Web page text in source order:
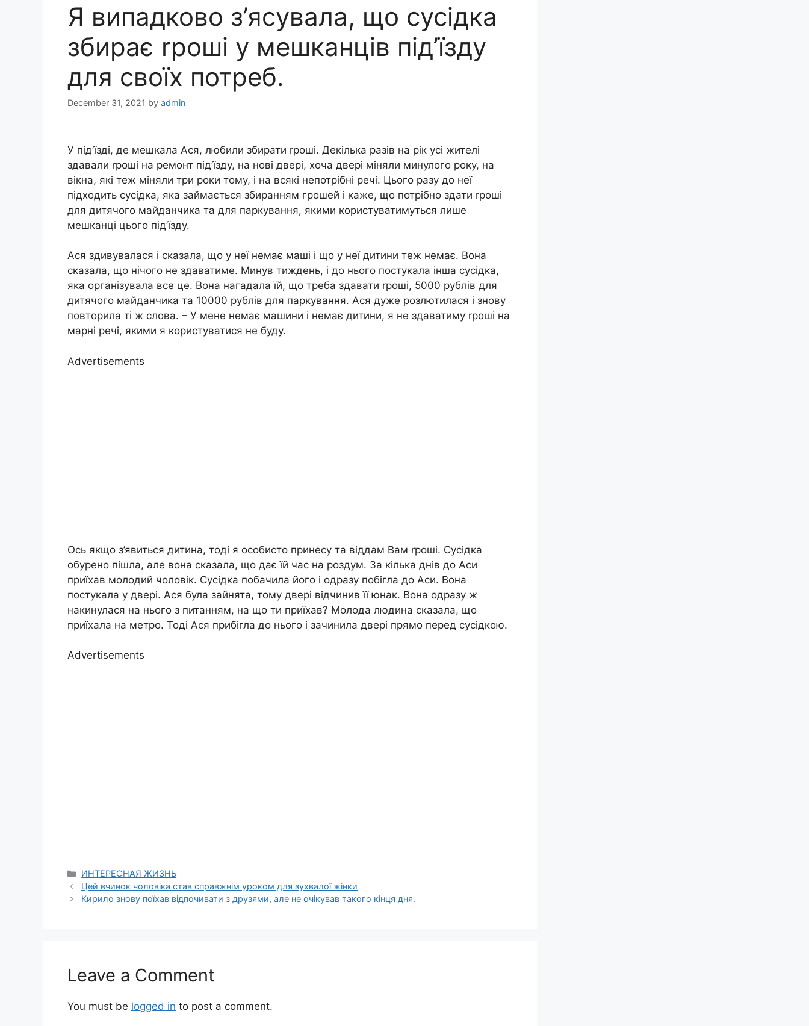
Я випадково з’ясувала, що сусідка
збирає rроші у мешканців під’їзду
для своїх потреб.
December 31, 2021 by admin
У під’їзді, де мешкала Ася, любили збирати rроші. Декілька разів на рік усі жителі
здавали rроші на ремонт під’їзду, на нові двері, хоча двері міняли минулого року, на
вікна, які теж міняли три роки тому, і на всякі непотрібні речі. Цього разу до неї
підходить сусідка, яка займається збиранням грошей і каже, що потрібно здати rроші
для дитячого майданчика та для паркування, якими користуватимуться лише
мешканці цього під’їзду.
Ася здивувалася і сказала, що у неї немає маші і що у неї дитини теж немає. Вона
сказала, що нічого не здаватиме. Минув тиждень, і до нього постукала інша сусідка,
яка організувала все це. Вона нагадала їй, що треба здавати rроші, 5000 рублів для
дитячого майданчика та 10000 рублів для паркування. Ася дуже розлютилася і знову
повторила ті ж слова. – У мене немає машини і немає дитини, я не здаватиму rроші на
марні речі, якими я користуватися не буду.
Advertisements
Ось якщо з’явиться дитина, тоді я особисто принесу та віддам Вам rроші. Сусідка
обурено пішла, але вона сказала, що дає їй час на роздум. За кілька днів до Аси
приїхав молодий чоловік. Сусідка побачила його і одразу побігла до Аси. Вона
постукала у двері. Ася була зайнята, тому двері відчинив її юнак. Вона одразу ж
накинулася на нього з питанням, на що ти приїхав? Молода людина сказала, що
приїхала на метро. Тоді Ася прибігла до нього і зачинила двері прямо перед сусідкою.
Advertisements
Categories
ИНТЕРЕСНАЯ ЖИЗНЬ
Цей вчинок чоловіка став справжнім уроком для зухвалої жінки
Кирило знову поїхав відпочивати з друзями, але не очікував такого кінця дня.
Leave a Comment
You must be logged in to post a comment.